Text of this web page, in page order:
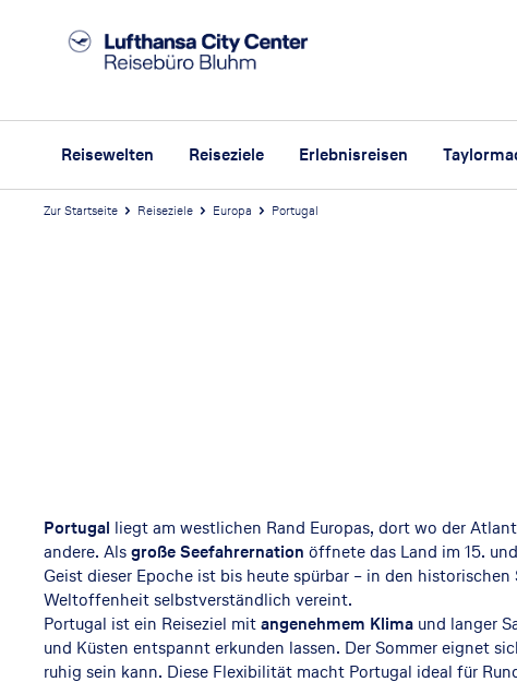
Reisewelten Reiseziele Erlebnisreisen
Zur Startseite Reiseziele Europa Portugal
Portugal liegt am westlichen Rand Europas, dort wo der
andere. Alsgroße Seefahrernation öffnete das Land im 15.
Geist dieser Epoche ist bis heute spürbar – in den
Weltoffenheit selbstverständlich vereint.
Portugal ist ein Reiseziel mitangenehmem Klima und langer
und Küsten entspannt erkunden lassen. Der Sommer eignet
ruhig sein kann. Diese Flexibilität macht Portugal ideal für